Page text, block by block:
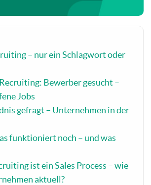
– nur ein Schlagwort oder
Bewerber gesucht –
Jobs
gefragt – Unternehmen in der
funktioniert noch – und was
ist ein Sales Process – wie
aktuell?